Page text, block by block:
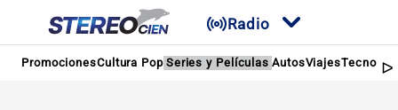
Radio
PromocionesCultura Pop Series y Películas AutosViajes